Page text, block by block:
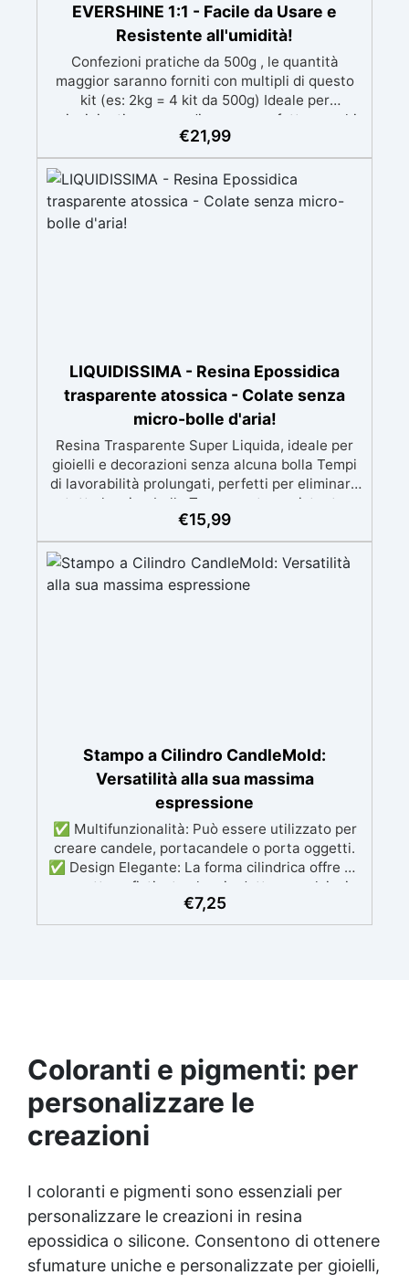
EVERSHINE 1:1 - Facile da Usare e
Resistente all'umidità!
Confezioni pratiche da 500g , le quantità
maggior saranno forniti con multipli di questo
kit (es: 2kg = 4 kit da 500g) Ideale per
principianti: a prova di errore, perfetta per chi
inizia. Sempre lucida: garantisce una finitura
brillante e uniforme in ogni condizione.
Facilissima da usare: rapporto di miscelazione
intuitivo basta mescolare i 2 componenti in
parti uguali Versatile e creativa: adatta per
colate, rivestimenti e colorabile a piacere.
€21,99
LIQUIDISSIMA - Resina Epossidica
trasparente atossica - Colate senza
micro-bolle d'aria!
Resina Trasparente Super Liquida, ideale per
gioielli e decorazioni senza alcuna bolla Tempi
di lavorabilità prolungati, perfetti per eliminare
tutte le microbolle Trasparente, resistente
all'ingiallimento per colate da 2mm fino a 2 cm,
minimizzando le bolle d'aria per risultati
impeccabili. Compatibile con coloranti in pasta
o polvere, permettendo personalizzazioni
uniche Sicura, BPA Free, inodore e certificata
€15,99
Stampo a Cilindro CandleMold:
Versatilità alla sua massima
espressione
✅ Multifunzionalità: Può essere utilizzato per
creare candele, portacandele o porta oggetti.
✅ Design Elegante: La forma cilindrica offre un
aspetto sofisticato che si adatta a qualsiasi
arredamento. ✅ Flessibilità Creativa: Perfetto
per candele, resine, saponi e altri progetti
€7,25
Coloranti e pigmenti: per
personalizzare le
creazioni
I coloranti e pigmenti sono essenziali per
personalizzare le creazioni in resina
epossidica o silicone. Consentono di ottenere
sfumature uniche e personalizzate per gioielli,